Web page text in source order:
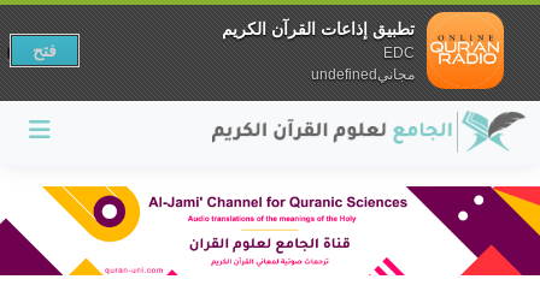
تطبيق إذاعات القرآن الكريم
EDC
مجانيundefined
فتح